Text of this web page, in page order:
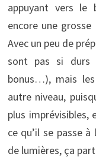
appuyant vers le
encore une
Avec un peu de
sont pas si durs
bonus…), mais
autre niveau,
plus
ce qu’il se passe à
de lumières, ça